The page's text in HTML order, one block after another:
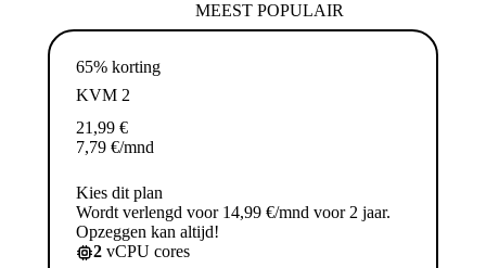
MEEST POPULAIR
65% korting
KVM 2
21,99 €
7,79 €/mnd
Kies dit plan
Wordt verlengd voor 14,99 €/mnd voor 2 jaar.
Opzeggen kan altijd!
2 vCPU cores